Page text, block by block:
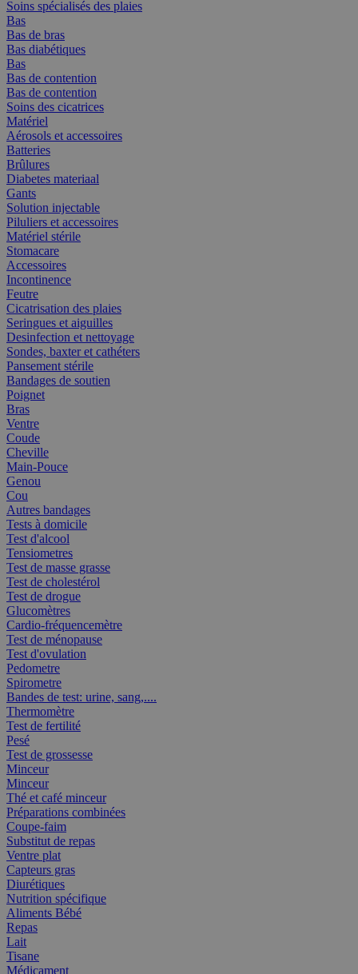
Soins spécialisés des plaies
Bas
Bas de bras
Bas diabétiques
Bas
Bas de contention
Bas de contention
Soins des cicatrices
Matériel
Aérosols et accessoires
Batteries
Brûlures
Diabetes materiaal
Gants
Solution injectable
Piluliers et accessoires
Matériel stérile
Stomacare
Accessoires
Incontinence
Feutre
Cicatrisation des plaies
Seringues et aiguilles
Desinfection et nettoyage
Sondes, baxter et cathéters
Pansement stérile
Bandages de soutien
Poignet
Bras
Ventre
Coude
Cheville
Main-Pouce
Genou
Cou
Autres bandages
Tests à domicile
Test d'alcool
Tensiometres
Test de masse grasse
Test de cholestérol
Test de drogue
Glucomètres
Cardio-fréquencemètre
Test de ménopause
Test d'ovulation
Pedometre
Spirometre
Bandes de test: urine, sang,....
Thermomètre
Test de fertilité
Pesé
Test de grossesse
Minceur
Minceur
Thé et café minceur
Préparations combinées
Coupe-faim
Substitut de repas
Ventre plat
Capteurs gras
Diurétiques
Nutrition spécifique
Aliments Bébé
Repas
Lait
Tisane
Médicament